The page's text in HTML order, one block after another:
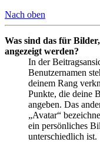
Nach oben
Was sind das für
angezeigt werden?
In der
Benutzernamen
deinem Rang
Punkte, die deine
angeben. Das
„Avatar“
ein persönliches
unterschiedlich ist.